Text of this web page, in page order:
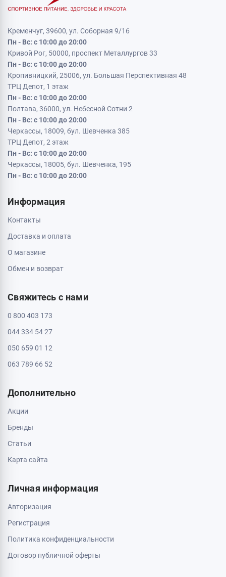
Кременчуг, 39600, ул. Соборная 9/16
Пн - Вс: с 10:00 до 20:00
Кривой Рог, 50000, проспект Металлургов 33
Пн - Вс: с 10:00 до 20:00
Кропивницкий, 25006, ул. Большая Перспективная 48
ТРЦ Депот, 1 этаж
Пн - Вс: с 10:00 до 20:00
Полтава, 36000, ул. Небесной Сотни 2
Пн - Вс: с 10:00 до 20:00
Черкассы, 18009, бул. Шевченка 385
ТРЦ Депот, 2 этаж
Пн - Вс: с 10:00 до 20:00
Черкассы, 18005, бул. Шевченка, 195
Пн - Вс: с 10:00 до 20:00
Информация
Контакты
Доставка и оплата
О магазине
Обмен и возврат
Свяжитесь с нами
0 800 403 173
044 334 54 27
050 659 01 12
063 789 66 52
Дополнительно
Акции
Бренды
Статьи
Карта сайта
Личная информация
Авторизация
Регистрация
Политика конфиденциальности
Договор публичной оферты